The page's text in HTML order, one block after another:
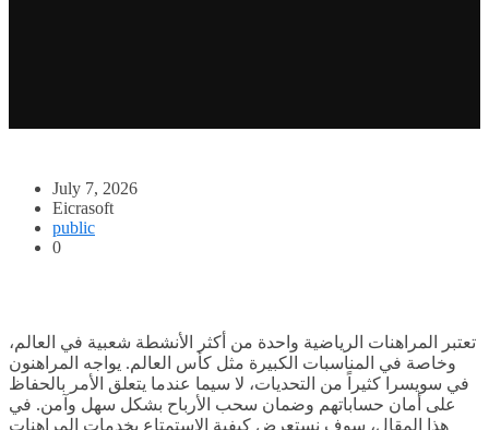
July 7, 2026
Eicrasoft
public
0
تعتبر المراهنات الرياضية واحدة من أكثر الأنشطة شعبية في العالم،
وخاصة في المناسبات الكبيرة مثل كأس العالم. يواجه المراهنون
في سويسرا كثيراً من التحديات، لا سيما عندما يتعلق الأمر بالحفاظ
على أمان حساباتهم وضمان سحب الأرباح بشكل سهل وآمن. في
هذا المقال، سوف نستعرض كيفية الاستمتاع بخدمات المراهنات